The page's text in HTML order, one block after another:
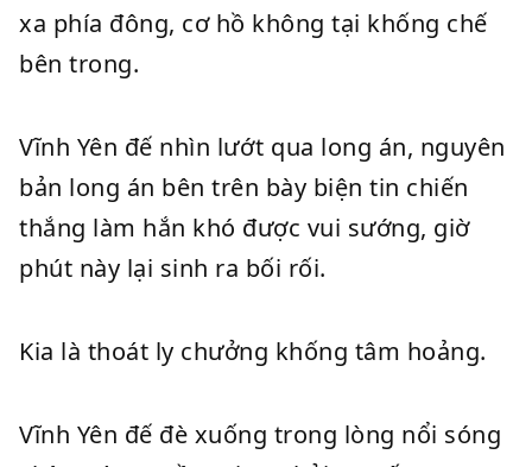
xa phía đông, cơ hồ không tại khống chế
bên trong.
Vĩnh Yên đế nhìn lướt qua long án, nguyên
bản long án bên trên bày biện tin chiến
thắng làm hắn khó được vui sướng, giờ
phút này lại sinh ra bối rối.
Kia là thoát ly chưởng khống tâm hoảng.
Vĩnh Yên đế đè xuống trong lòng nổi sóng